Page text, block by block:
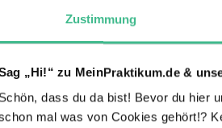
Zustimmung
„Hi!“ zu MeinPraktikum.de &
Schön, dass du da bist! Bevor du hier
mal was von Cookies gehört!?
Betriebliche
Flexible